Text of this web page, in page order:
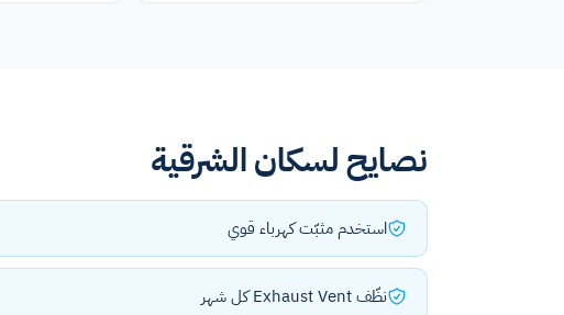
نصايح لسكان الشرقية
استخدم مثبّت كهرباء قوي
نظّف Exhaust Vent كل شهر